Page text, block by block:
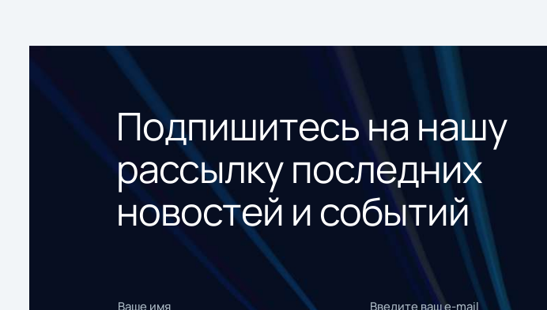
Подпишитесь на нашу
рассылку последних
новостей и событий